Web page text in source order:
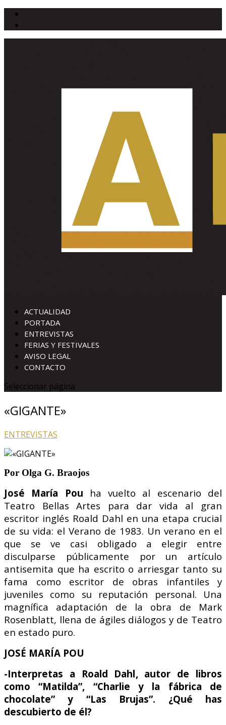
ACTUALIDAD
PORTADA
ENTREVISTAS
FERIAS Y FESTIVALES
AVISO LEGAL
CONTACTO
Seleccionar página
«GIGANTE»
ENTREVISTAS
Por Olga G. Braojos
José María Pou ha vuelto al escenario del
Teatro Bellas Artes para dar vida al gran
escritor inglés Roald Dahl en una etapa crucial
de su vida: el Verano de 1983. Un verano en el
que se ve casi obligado a elegir entre
disculparse públicamente por un artículo
antisemita que ha escrito o arriesgar tanto su
fama como escritor de obras infantiles y
juveniles como su reputación personal. Una
magnífica adaptación de la obra de Mark
Rosenblatt, llena de ágiles diálogos y de Teatro
en estado puro.
JOSÉ MARÍA POU
-Interpretas a Roald Dahl, autor de libros
como “Matilda”, “Charlie y la fábrica de
chocolate” y “Las Brujas”. ¿Qué has
descubierto de él?